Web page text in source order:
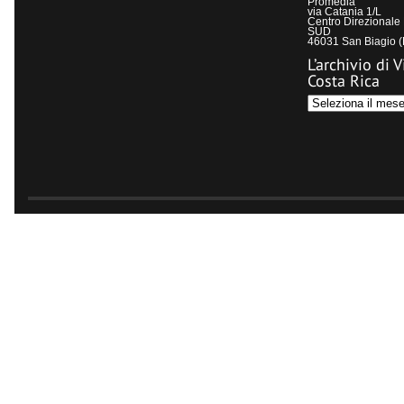
via Catania 1/L
Centro Direzionale
SUD
46031 San Biagio
L’archivio di
Costa Rica
L’archivio
di